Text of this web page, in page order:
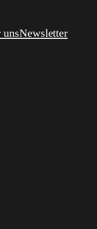
unsNewsletter